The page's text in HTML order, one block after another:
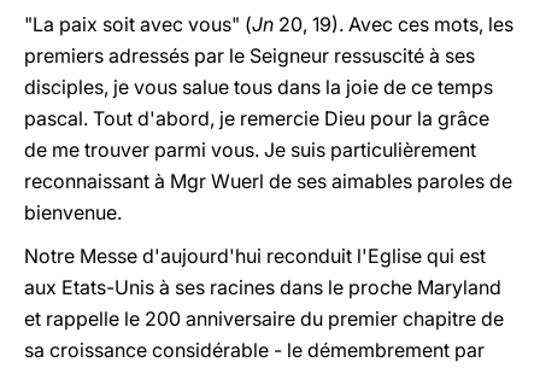
"La paix soit avec vous" (Jn 20, 19). Avec ces mots, les
premiers adressés par le Seigneur ressuscité à ses
disciples, je vous salue tous dans la joie de ce temps
pascal. Tout d'abord, je remercie Dieu pour la grâce
de me trouver parmi vous. Je suis particulièrement
reconnaissant à Mgr Wuerl de ses aimables paroles de
bienvenue.
Notre Messe d'aujourd'hui reconduit l'Eglise qui est
aux Etats-Unis à ses racines dans le proche Maryland
et rappelle le 200 anniversaire du premier chapitre de
sa croissance considérable - le démembrement par